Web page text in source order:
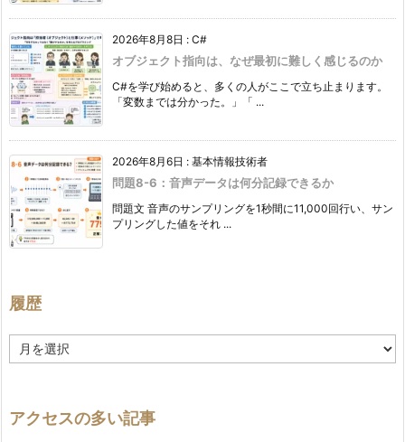
2026年8月8日 : C#
オブジェクト指向は、なぜ最初に難しく感じるのか
C#を学び始めると、多くの人がここで立ち止まります。
「変数までは分かった。」「 ...
2026年8月6日 : 基本情報技術者
問題8-6：音声データは何分記録できるか
問題文 音声のサンプリングを1秒間に11,000回行い、サン
プリングした値をそれ ...
履歴
歴
アクセスの多い記事